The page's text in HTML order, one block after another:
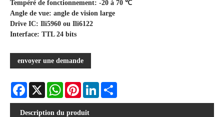
Tempéré de fonctionnement: -20 à 70 ℃
Angle de vue: angle de vision large
Drive IC: Ili5960 ou Ili6122
Interface: TTL 24 bits
envoyer une demande
Facebook
X WhatsAppPinterestLinkedIn
Description du produit